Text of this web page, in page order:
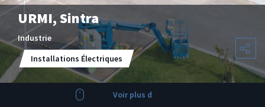
URMI, Sintra
Industrie
Installations Électriques
Voir plus d